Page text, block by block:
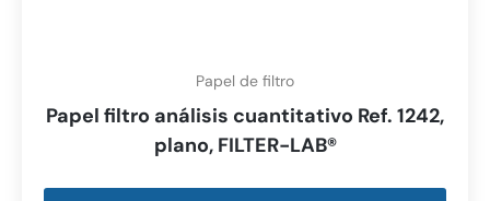
Papel de filtro
Papel filtro análisis cuantitativo Ref. 1242,
plano, FILTER-LAB®